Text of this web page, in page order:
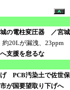
の電柱変圧器 ／宮
20Lが漏洩、23ppm
支援を怠るな
PCB汚染土で佐世
市が国要望取り下げ